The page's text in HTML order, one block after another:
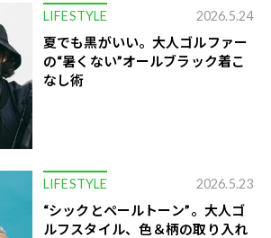
LIFESTYLE 2026.5.24
夏でも黒がいい。大人ゴルファー
の“暑くない”オールブラック着こ
なし術
LIFESTYLE 2026.5.23
“シックとペールトーン”。大人ゴ
ルフスタイル、色＆柄の取り入れ